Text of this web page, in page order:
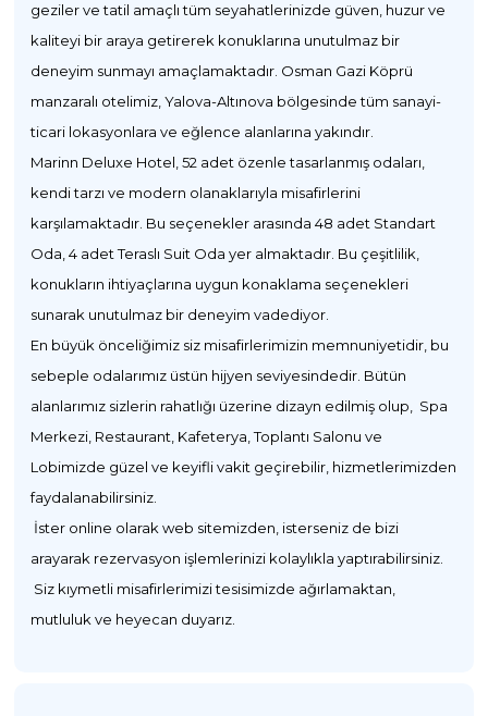
geziler ve tatil amaçlı tüm seyahatlerinizde güven, huzur ve
kaliteyi bir araya getirerek konuklarına unutulmaz bir
deneyim sunmayı amaçlamaktadır. Osman Gazi Köprü
manzaralı otelimiz, Yalova-Altınova bölgesinde tüm sanayi-
ticari lokasyonlara ve eğlence alanlarına yakındır.
Marinn Deluxe Hotel, 52 adet özenle tasarlanmış odaları,
kendi tarzı ve modern olanaklarıyla misafirlerini
karşılamaktadır. Bu seçenekler arasında 48 adet Standart
Oda, 4 adet Teraslı Suit Oda yer almaktadır. Bu çeşitlilik,
konukların ihtiyaçlarına uygun konaklama seçenekleri
sunarak unutulmaz bir deneyim vadediyor.
En büyük önceliğimiz siz misafirlerimizin memnuniyetidir, bu
sebeple odalarımız üstün hijyen seviyesindedir. Bütün
alanlarımız sizlerin rahatlığı üzerine dizayn edilmiş olup, Spa
Merkezi, Restaurant, Kafeterya, Toplantı Salonu ve
Lobimizde güzel ve keyifli vakit geçirebilir, hizmetlerimizden
faydalanabilirsiniz.
İster online olarak web sitemizden, isterseniz de bizi
arayarak rezervasyon işlemlerinizi kolaylıkla yaptırabilirsiniz.
Siz kıymetli misafirlerimizi tesisimizde ağırlamaktan,
mutluluk ve heyecan duyarız.